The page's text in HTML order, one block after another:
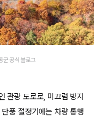
군 공식 블로그
관광 도로로, 미끄럼 방지
풍 절정기에는 차량 통행